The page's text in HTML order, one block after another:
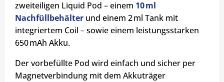
zweiteiligen Liquid Pod – einem 10 ml
Nachfüllbehälter und einem 2 ml Tank mit
integriertem Coil – sowie einem leistungsstarken
650 mAh Akku.
Der vorbefüllte Pod wird einfach und sicher per
Magnetverbindung mit dem Akkuträger